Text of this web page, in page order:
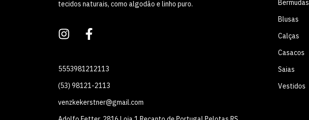
tecidos naturais, como algodão e linho puro.
5553981212113
(53) 98121-2113
venzkekerstner@gmail.com
Bermudas
Blusas
Calças
Casacos
Saias
Vestidos